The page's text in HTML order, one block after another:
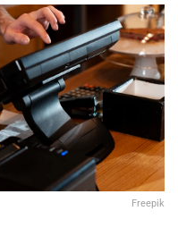
Freepik